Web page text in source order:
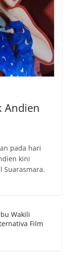
Andien
pada hari
kini
Suarasmara.
Wakili
Film